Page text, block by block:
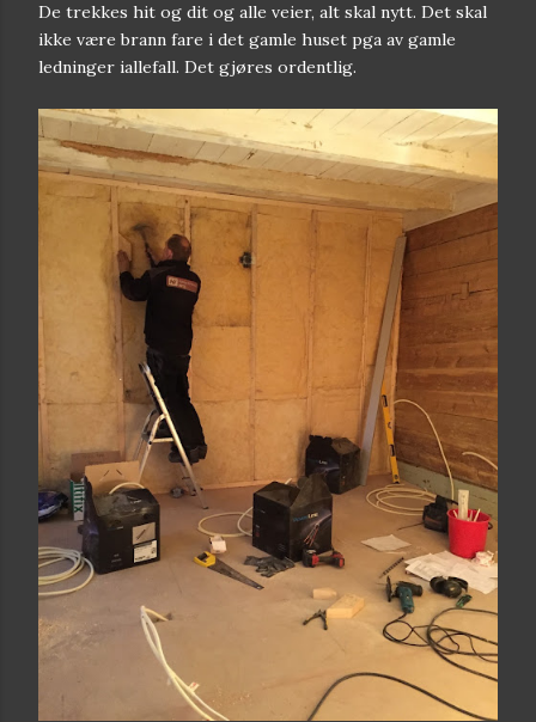
De trekkes hit og dit og alle veier, alt skal nytt. Det skal
ikke være brann fare i det gamle huset pga av gamle
ledninger iallefall. Det gjøres ordentlig.